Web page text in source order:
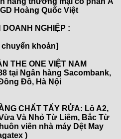
Hoàng Quốc Việt
NGHIỆP :
khoản]
THE ONE VIỆT NAM
tại Ngân hàng Sacombank,
Đô, Hà Nội
CHẤT TẨY RỬA: Lô A2,
Và Nhỏ Từ Liêm, Bắc Từ
viên nhà máy Dệt May
)